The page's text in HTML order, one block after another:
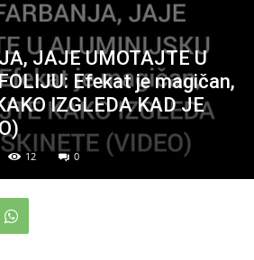
JAJE UMOTAJTE U
Efekat je magičan,
IZGLEDA KAD JE
12 0